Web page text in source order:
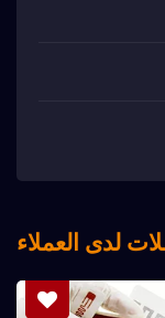
لدى العملاء